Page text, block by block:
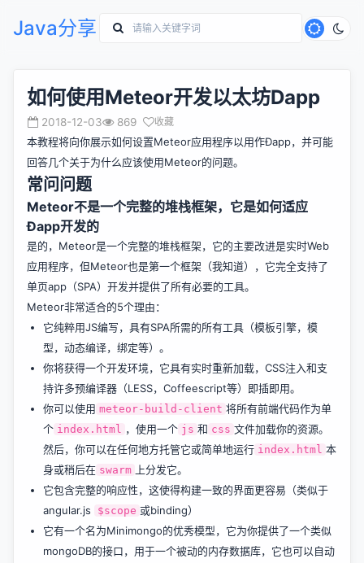
Java分享
如何使用Meteor开发以太坊Dapp
2018-12-03 869 收藏
本教程将向你展示如何设置Meteor应用程序以用作Ðapp，并可能
回答几个关于为什么应该使用Meteor的问题。
常问问题
Meteor不是一个完整的堆栈框架，它是如何适应
Ðapp开发的
是的，Meteor是一个完整的堆栈框架，它的主要改进是实时Web
应用程序，但Meteor也是第一个框架（我知道），它完全支持了
单页app（SPA）开发并提供了所有必要的工具。
Meteor非常适合的5个理由：
它纯粹用JS编写，具有SPA所需的所有工具（模板引擎，模
型，动态编译，绑定等）。
你将获得一个开发环境，它具有实时重新加载，CSS注入和支
持许多预编译器（LESS，Coffeescript等）即插即用。
你可以使用 meteor-build-client 将所有前端代码作为单
个 index.html ，使用一个 js 和 css 文件加载你的资源。
然后，你可以在任何地方托管它或简单地运行 index.html 本
身或稍后在 swarm
上分发它。
它包含完整的响应性，这使得构建一致的界面更容易（类似于
angular.js
$scope 或binding）
它有一个名为Minimongo的优秀模型，它为你提供了一个类似
mongoDB的接口，用于一个被动的内存数据库，它也可以自动